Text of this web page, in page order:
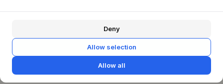
JULIE DAMHUS
Oda MORFAR Cup
53,63 €
Oda FARFAR Cup
3 VARIANTES
53,63 €
Deny
Allow selection
Allow all